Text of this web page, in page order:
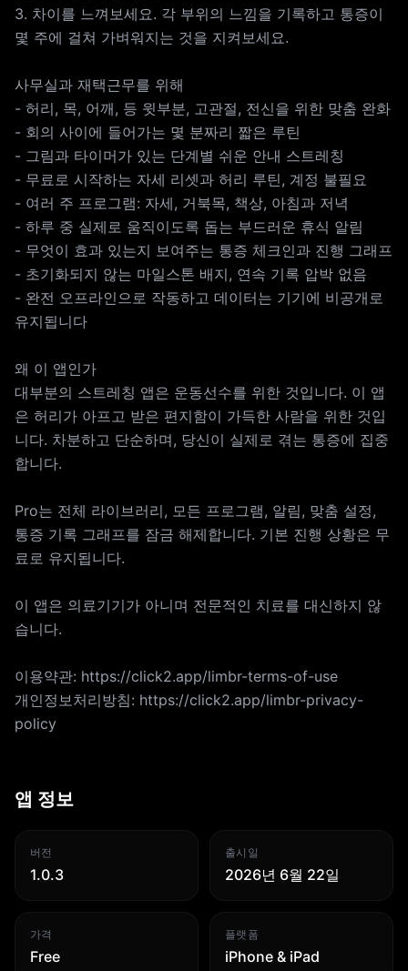
3. 차이를 느껴보세요. 각 부위의 느낌을 기록하고 통증이
몇 주에 걸쳐 가벼워지는 것을 지켜보세요.
사무실과 재택근무를 위해
- 허리, 목, 어깨, 등 윗부분, 고관절, 전신을 위한 맞춤 완화
- 회의 사이에 들어가는 몇 분짜리 짧은 루틴
- 그림과 타이머가 있는 단계별 쉬운 안내 스트레칭
- 무료로 시작하는 자세 리셋과 허리 루틴, 계정 불필요
- 여러 주 프로그램: 자세, 거북목, 책상, 아침과 저녁
- 하루 중 실제로 움직이도록 돕는 부드러운 휴식 알림
- 무엇이 효과 있는지 보여주는 통증 체크인과 진행 그래프
- 초기화되지 않는 마일스톤 배지, 연속 기록 압박 없음
- 완전 오프라인으로 작동하고 데이터는 기기에 비공개로
유지됩니다
왜 이 앱인가
대부분의 스트레칭 앱은 운동선수를 위한 것입니다. 이 앱
은 허리가 아프고 받은 편지함이 가득한 사람을 위한 것입
니다. 차분하고 단순하며, 당신이 실제로 겪는 통증에 집중
합니다.
Pro는 전체 라이브러리, 모든 프로그램, 알림, 맞춤 설정,
통증 기록 그래프를 잠금 해제합니다. 기본 진행 상황은 무
료로 유지됩니다.
이 앱은 의료기기가 아니며 전문적인 치료를 대신하지 않
습니다.
이용약관: https://click2.app/limbr-terms-of-use
개인정보처리방침: https://click2.app/limbr-privacy-
policy
앱 정보
버전
1.0.3
출시일
2026년 6월 22일
가격
Free
플랫폼
iPhone & iPad